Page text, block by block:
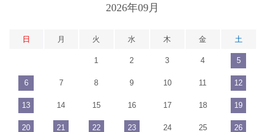
2026年09月
日 月 火 水 木 金 土
1 2 3 4 5
6 7 8 9 10 11 12
13 14 15 16 17 18 19
20 21 22 23 24 25 26